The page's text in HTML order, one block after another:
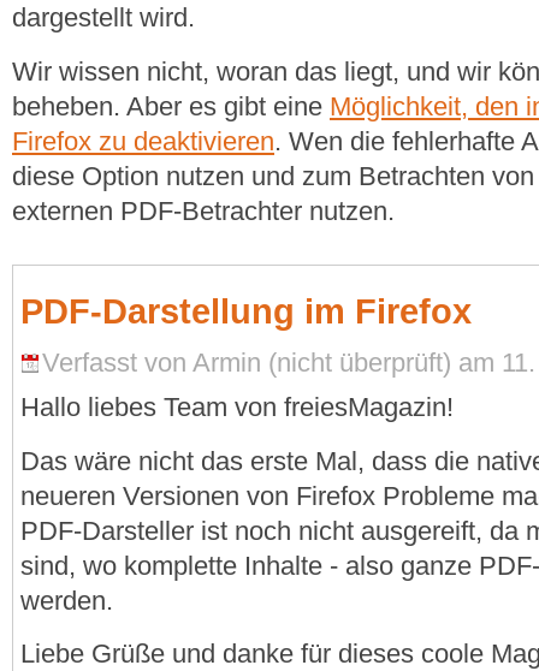
dargestellt wird.
Wir wissen nicht, woran das liegt, und wir
beheben. Aber es gibt eine Möglichkeit, den
Firefox zu deaktivieren. Wen die fehlerhafte
diese Option nutzen und zum Betrachten
externen PDF-Betrachter nutzen.
PDF-Darstellung im Firefox
Verfasst von Armin (nicht überprüft) am
Hallo liebes Team von freiesMagazin!
Das wäre nicht das erste Mal, dass die
neueren Versionen von Firefox Probleme
PDF-Darsteller ist noch nicht ausgereift, da
sind, wo komplette Inhalte - also ganze
werden.
Liebe Grüße und danke für dieses coole